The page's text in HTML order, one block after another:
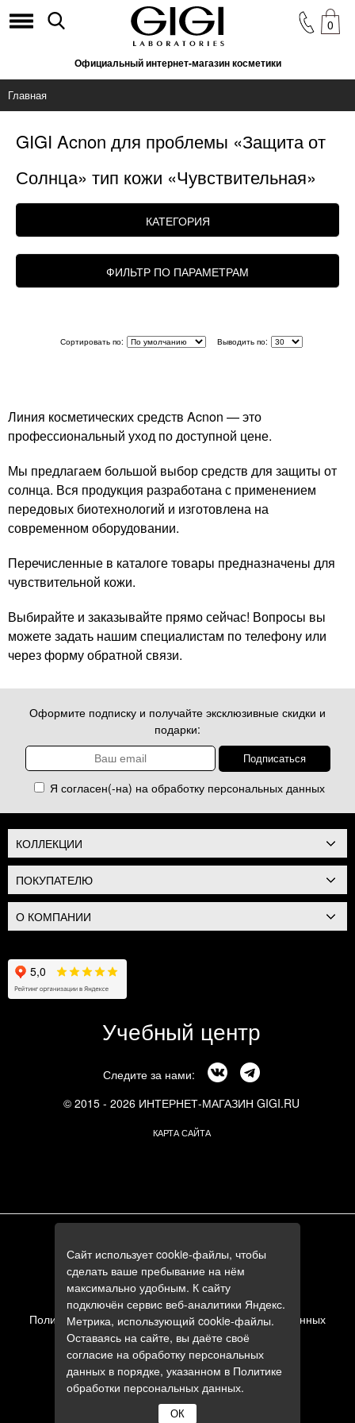
Официальный интернет-магазин косметики
0
Главная
КАТЕГОРИЯ
ФИЛЬТР ПО ПАРАМЕТРАМ
GIGI Acnon для проблемы «Защита от
Солнца» тип кожи «Чувствительная»
Сортировать по: Выводить по:
Линия косметических средств Acnon — это
профессиональный уход по доступной цене.
Мы предлагаем большой выбор средств для защиты от
солнца. Вся продукция разработана с применением
передовых биотехнологий и изготовлена на
современном оборудовании.
Перечисленные в каталоге товары предназначены для
чувствительной кожи.
Выбирайте и заказывайте прямо сейчас! Вопросы вы
можете задать нашим специалистам по телефону или
через форму обратной связи.
Оформите подписку и получайте эксклюзивные скидки и
подарки:
Я согласен(-на) на обработку персональных данных
КОЛЛЕКЦИИ
ПОКУПАТЕЛЮ
О КОМПАНИИ
Учебный центр
Следите за нами:
© 2015 - 2026 ИНТЕРНЕТ-МАГАЗИН GIGI.RU
КАРТА САЙТА
+7 (495) 644-84-05
+7 (985) 644-84-05
e-mail:
zakaz@gigi.ru
Политика в отношении обработки персональных данных
Пользовательское соглашение
Сайт использует cookie-файлы, чтобы
сделать ваше пребывание на нём
максимально удобным. К сайту
подключён сервис веб-аналитики Яндекс.
Метрика, использующий cookie-файлы.
Оставаясь на сайте, вы даёте своё
согласие на обработку персональных
данных в порядке, указанном в Политике
обработки персональных данных.
ОК